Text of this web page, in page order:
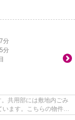
分
分
共用部には敷地内ごみ
ます。こちらの物件か